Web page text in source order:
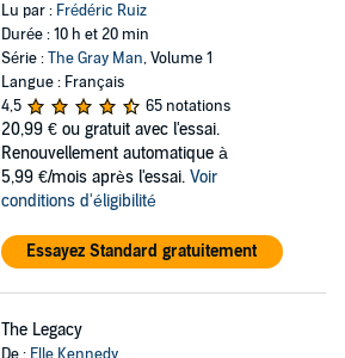
Lu par : Frédéric Ruiz
Durée : 10 h et 20 min
Série :The Gray Man, Volume 1
Langue : Français
4,5
65 notations
20,99 € ou gratuit avec l'essai.
Renouvellement automatique à
5,99 €/mois après l'essai. Voir
conditions d'éligibilité
Essayez Standard gratuitement
The Legacy